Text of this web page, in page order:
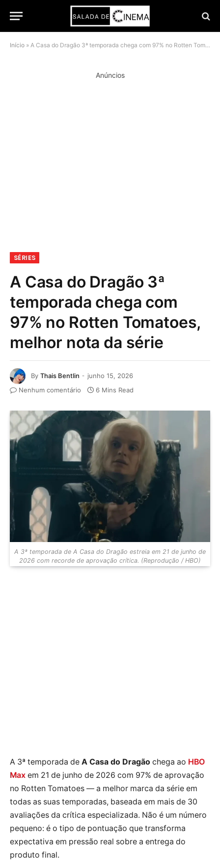
Início » A Casa do Dragão 3ª temporada chega com 97% no Rotten Tomatoes, melhor nota da série
Anúncios
SÉRIES
A Casa do Dragão 3ª
temporada chega com
97% no Rotten Tomatoes,
melhor nota da série
By Thais Bentlin
junho 15, 2026
Nenhum comentário
6 Mins Read
A 3ª temporada de A Casa do Dragão estreia em 21 de junho de
2026 com recorde de aprovação crítica. (Reprodução / HBO)
A 3ª temporada de A Casa do Dragão chega ao HBO
Max em 21 de junho de 2026 com 97% de aprovação
no Rotten Tomatoes — a melhor marca da série em
todas as suas temporadas, baseada em mais de 30
avaliações da crítica especializada. Não é um número
pequeno: é o tipo de pontuação que transforma
expectativa em pressão real sobre a entrega do
produto final.